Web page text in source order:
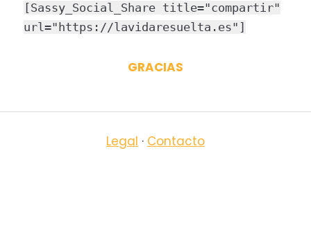
[Sassy_Social_Share title="compartir"
url="https://lavidaresuelta.es"]
GRACIAS
Legal · Contacto